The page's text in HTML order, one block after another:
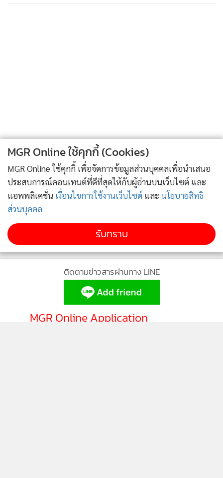
ภาระเพิ่มเติมจากงานประจำ ทำให้บุคลากรมีเวลาทุ่มเทไม่มาก
และขาดกำลังใจทำงาน
ทั้งนี้ ดร.เด่นดวงดี ศรีสุข ตัวแทนจากมหาวิทยาลัยราชภัฏ
อุบลราชธานี ผู้ดำเนินการเสวนาได้สรุปว่า แม้การดำเนินงานจะมี
อุปสรรคและเป็นไปอย่างช้าๆ แต่ก็ประสงความสำเร็จ เพราะรอก
จากจะช่วยแก้ปัญหาน้ำแลบยั่งยืนได้แล้วในบางพื้นที่ ยังทำให้นัก
วิจัยได้ความรู้จากชุมชน ได้ความรู้มาต่อยอดการสอน ไปจนถึง
การเขียนผลงานวิจัยทางสังคมเพื่อขอตำแหน่งทางวิชาการ มาก
ไปกว่านั้นยังเป็นการสร้างความสัมพันธ์อันดีระหว่างรัฐและ
ประชาชนเพื่อแสดงออกให้เห็นว่าปัญหาต่างๆ รัฐบาลไม่เคย
ทอดทิ้ง ซึ่งความสำเร็จที่เกิดขึ้นจากโครงการแรกทำให้ขณะนี้มี
การเริ่มโครงการในระยะที่สองเป็นที่เรียบร้อย ซึ่งคาดว่าจะแถลง
ติดตามข่าวสารผ่านทาง LINE
MGR Online Application
MGR Online ใช้คุกกี้ (Cookies)
MGR Online ใช้คุกกี้ เพื่อจัดการข้อมูลส่วนบุคคลเพื่อนำเสนอ
ประสบการณ์คอนเทนต์ที่ดีที่สุดให้กับผู้อ่านบนเว็บไซต์ และ
แอพพลิเคชั่น เงื่อนไขการใช้งานเว็บไซต์ และ นโยบายสิทธิ
ส่วนบุคคล
รับทราบ